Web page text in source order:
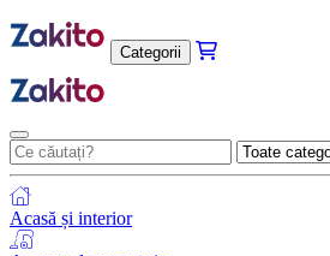
Categorii
Acasă și interior